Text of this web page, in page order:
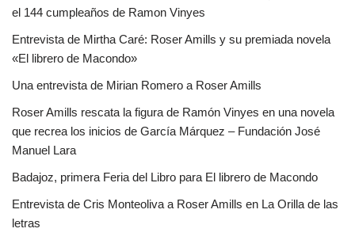
el 144 cumpleaños de Ramon Vinyes
Entrevista de Mirtha Caré: Roser Amills y su premiada novela
«El librero de Macondo»
Una entrevista de Mirian Romero a Roser Amills
Roser Amills rescata la figura de Ramón Vinyes en una novela
que recrea los inicios de García Márquez – Fundación José
Manuel Lara
Badajoz, primera Feria del Libro para El librero de Macondo
Entrevista de Cris Monteoliva a Roser Amills en La Orilla de las
letras